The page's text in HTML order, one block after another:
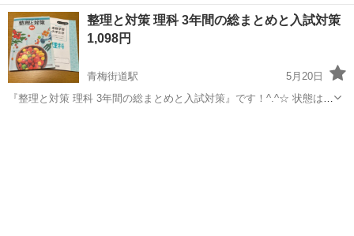
す！^.^☆ “リスニングCD”と“別冊付録 過去精選 出題形式別 英文法問
題”もついています。 合格したため出品させていただきます。 書き込
みは...
東京 小平市 青梅街道駅 参考書 問題集
整理と対策 理科 3年間の総まとめと入試対策
1,098円
青梅街道駅
5月20日
『整理と対策 理科 3年間の総まとめと入試対策』です！^.^☆ 状態はお